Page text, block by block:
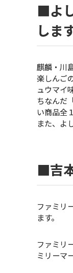
■よ
しま
麒麟・川
楽しんご
ュウマイ
ちなんだ
い商品全
また、よ
■吉
ファミリ
ます。
ファミリ
ミリーマ